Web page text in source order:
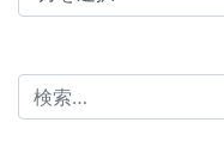
検索: